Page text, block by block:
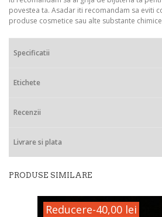
povestea ta. Asadar iti recomandam sa eviti
produse cosmetice sau alte substante
Specificatii
Etichete
Recenzii
Livrare si plata
PRODUSE SIMILARE
Reducere-40,00 lei